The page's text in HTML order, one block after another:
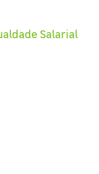
Salarial